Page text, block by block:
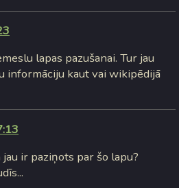
lapas pazušanai. Tur jau
informāciju kaut vai wikipēdijā
ir paziņots par šo lapu?